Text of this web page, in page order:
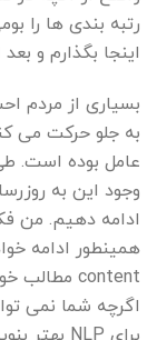
اینجا بگذارم و
به جلو حرکت می
عامل بوده است.
وجود این به
ادامه دهیم. من
همینطور ادامه
content مطالب خوب و مفید را برای افراد بنویسید